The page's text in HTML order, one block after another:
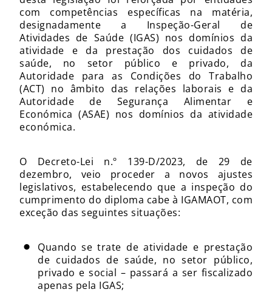
com competências específicas na matéria,
designadamente a Inspeção-Geral de
Atividades de Saúde (IGAS) nos domínios da
atividade e da prestação dos cuidados de
saúde, no setor público e privado, da
Autoridade para as Condições do Trabalho
(ACT) no âmbito das relações laborais e da
Autoridade de Segurança Alimentar e
Económica (ASAE) nos domínios da atividade
económica.
O Decreto-Lei n.º 139-D/2023, de 29 de
dezembro, veio proceder a novos ajustes
legislativos, estabelecendo que a inspeção do
cumprimento do diploma cabe à IGAMAOT, com
exceção das seguintes situações:
Quando se trate de atividade e prestação
de cuidados de saúde, no setor público,
privado e social – passará a ser fiscalizado
apenas pela IGAS;